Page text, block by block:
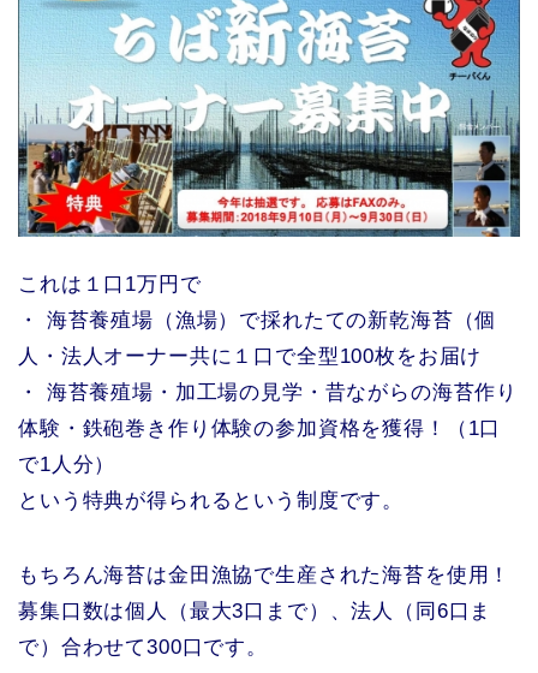
これは１口1万円で
・ 海苔養殖場（漁場）で採れたての新乾海苔（個
人・法人オーナー共に１口で全型100枚をお届け
・ 海苔養殖場・加工場の見学・昔ながらの海苔作り
体験・鉄砲巻き作り体験の参加資格を獲得！（1口
で1人分）
という特典が得られるという制度です。
もちろん海苔は金田漁協で生産された海苔を使用！
募集口数は個人（最大3口まで）、法人（同6口ま
で）合わせて300口です。